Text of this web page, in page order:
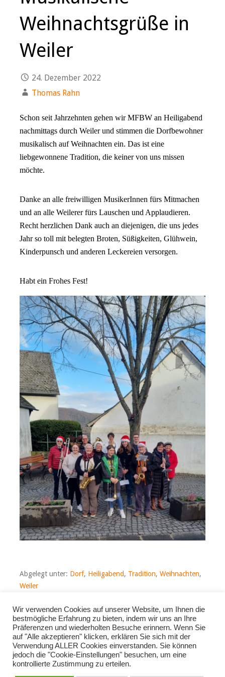
Weihnachtsgrüße in
Weiler
24. Dezember 2022
Thomas Rahn
Schon seit Jahrzehnten gehen wir MFBW an Heiligabend
nachmittags durch Weiler und stimmen die Dorfbewohner
musikalisch auf Weihnachten ein. Das ist eine
liebgewonnene Tradition, die keiner von uns missen
möchte.
Danke an alle freiwilligen MusikerInnen fürs Mitmachen
und an alle Weilerer fürs Lauschen und Applaudieren.
Recht herzlichen Dank auch an diejenigen, die uns jedes
Jahr so toll mit belegten Broten, Süßigkeiten, Glühwein,
Kinderpunsch und anderen Leckereien versorgen.
Habt ein Frohes Fest!
Abgelegt unter: Dorf, Heiligabend, Tradition, Weihnachten,
Weiler
Beitragsnavigation
← Die MFBW spielen bei
„Boppard klingt“
Premiere
Letzter Auftritt mit
unserer Dirigentin
Annika Schwertel →
Wir verwenden Cookies auf unserer Website, um Ihnen die
bestmögliche Erfahrung zu bieten, indem wir uns an Ihre
Präferenzen und wiederholten Besuche erinnern. Wenn Sie
auf "Alle akzeptieren" klicken, erklären Sie sich mit der
Verwendung ALLER Cookies einverstanden. Sie können
jedoch die "Cookie-Einstellungen" besuchen, um eine
kontrollierte Zustimmung zu erteilen.